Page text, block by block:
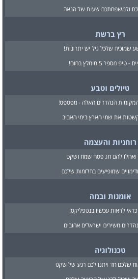
ולמשפחתכם שעות של הנאה
רץ ברשת
טיולים וטבע
רוחניות והעצמה
ואחלו להם חג פסח שמח ושקט
אומנות ובמה
טכנולוגיה